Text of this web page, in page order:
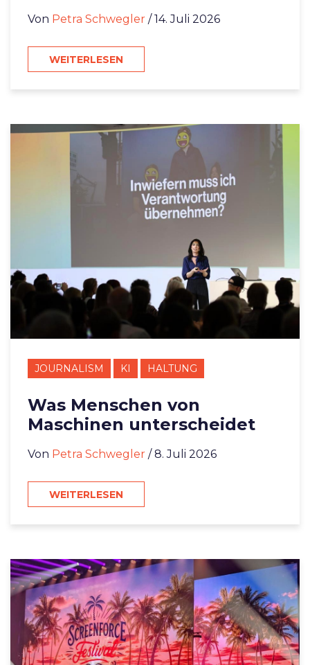
Von Petra Schwegler / 14. Juli 2026
WEITERLESEN
JOURNALISM KI HALTUNG
Was Menschen von
Maschinen unterscheidet
Von Petra Schwegler / 8. Juli 2026
WEITERLESEN